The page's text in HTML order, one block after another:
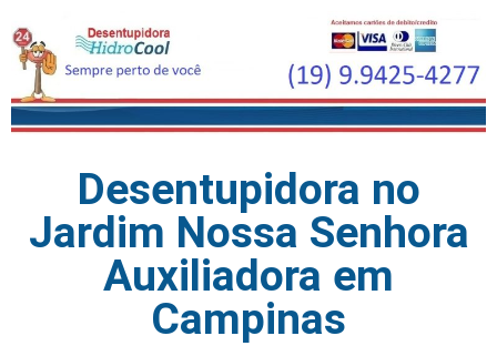
Desentupidora no
Jardim Nossa Senhora
Auxiliadora em
Campinas